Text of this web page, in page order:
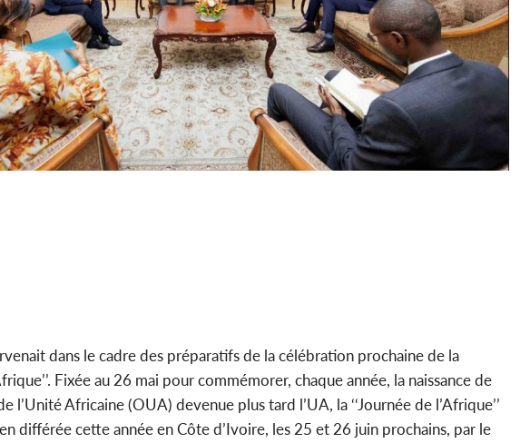
dans le cadre des préparatifs de la célébration prochaine de la
Fixée au 26 mai pour commémorer, chaque année, la naissance de
l’Unité Africaine (OUA) devenue plus tard l’UA, la ‘‘Journée de l’Afrique’’
différée cette année en Côte d’Ivoire, les 25 et 26 juin prochains, par le